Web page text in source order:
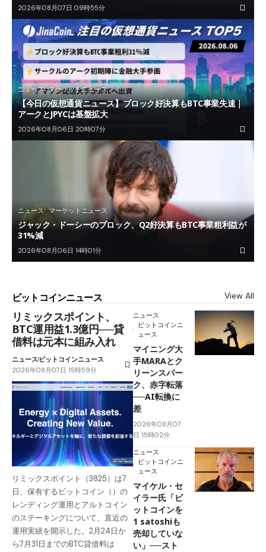
2026年08月07日 09時55分
ニュース マーケットニュース
【今日の仮想通貨ニュース】ブロック好決算もBTC事業失速｜
アークとJPYCは基盤拡大
2026年08月06日 20時07分
ニュース マーケットニュース
ジャック・ドーシーのブロック、Q2好決算もBTC事業粗利益が
31%減
2026年08月06日 14時01分
ビットコインニュース View All
リミックスポイント、
BTC運用益1.3億円──貸
借料は元本に組み入れ
ニュースビットコインニュース
2026年08月07日 15時59分
リミックスポイント（3825）は7
日、保有するビットコイン（）の
レンディング運用とアルトコイン
のステーキングについて、直近の
運用実績を開示した。2月24日か
ら7月31日までのBTC貸借料は
ニュース
ビットコインニ
ュース
マイニング大
手MARAとク
リーンスパー
ク、赤字転落
──AI転換に
差
2026年08月07
日 15時02分
ニュース
ビットコインニ
ュース
マイケル・セ
イラー氏「ビ
ットコインを
1 satoshiも
売却していな
い」──スト